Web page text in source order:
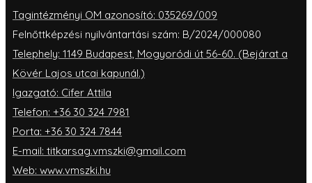
Tagintézményi OM azonosító: 035269/009
Felnőttképzési nyilvántartási szám: B/2024/000080
Telephely: 1149 Budapest, Mogyoródi út 56-60. (Bejárat a
Kövér Lajos utcai kapunál.)
Igazgató: Cifer Attila
Telefon: +36 30 324 7981
Porta: +36 30 324 7844
E-mail: titkarsag.vmszki@gmail.com
Web: www.vmszki.hu